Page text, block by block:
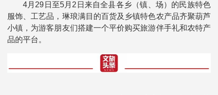
4月29日至5月2日来自全县各乡（镇、场）的民族特色
服饰、工艺品，琳琅满目的百货及乡镇特色农产品齐聚葫芦
小镇，为游客朋友们搭建一个平价购买旅游伴手礼和农特产
品的平台。